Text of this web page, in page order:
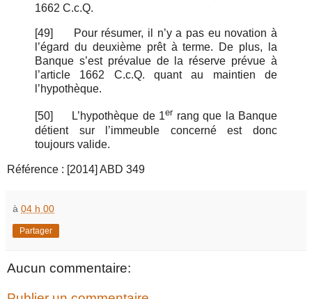
1662 C.c.Q.
[49]
Pour résumer, il n’y a pas eu novation à
l’égard du deuxième prêt à terme. De plus, la
Banque s’est prévalue de la réserve prévue à
l’article 1662 C.c.Q. quant au maintien de
l’hypothèque.
[50] L’hypothèque de 1er rang que la Banque
détient sur l’immeuble concerné est donc
toujours valide.
Référence : [2014] ABD 349
à 04 h 00
Partager
Aucun commentaire: